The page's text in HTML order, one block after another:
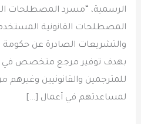
الرسمية، “مسرد المصطلحات
المصطلحات القانونية
والتشريعات الصادرة عن حكومة
بهدف توفير مرجع متخصص في
للمترجمين والقانونيين وغيرهم
لمساعدتهم في أعمال […]